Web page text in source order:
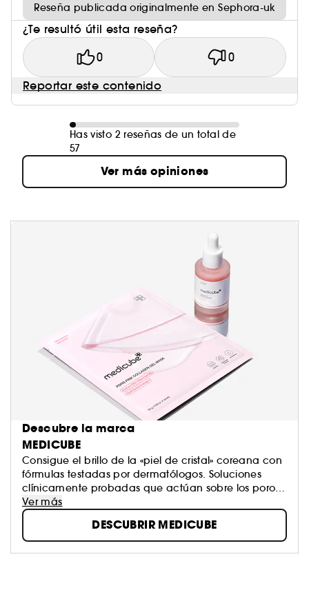
Reseña publicada originalmente en Sephora-uk
¿Te resultó útil esta reseña?
0 0
Reportar este contenido
Has visto 2 reseñas de un total de
57
Ver más opiniones
Descubre la marca
MEDICUBE
Consigue el brillo de la «piel de cristal» coreana con
fórmulas testadas por dermatólogos. Soluciones
clínicamente probadas que actúan sobre los poros,
las imperfecciones y la luminosidad para lucir una
piel de aspecto más saludable.
Ver más
DESCUBRIR MEDICUBE